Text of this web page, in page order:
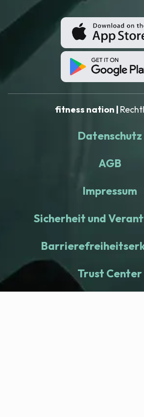
fitness nation |
Datenschutz
AGB
Impressum
Sicherheit und
Trust Center